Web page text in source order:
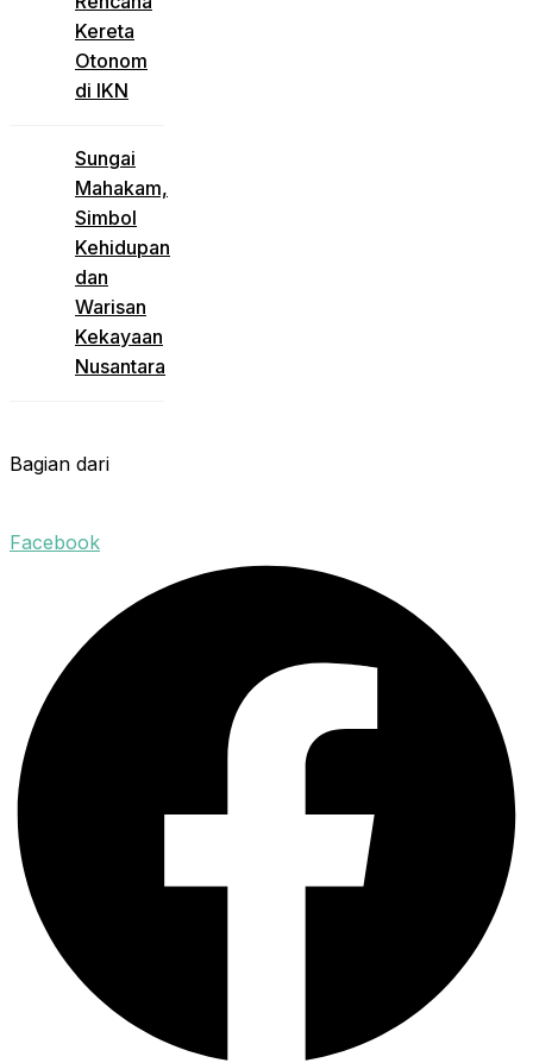
Kereta
Otonom
di IKN
Sungai
Mahakam,
Simbol
Kehidupan
dan
Warisan
Kekayaan
Nusantara
Bagian dari
Facebook